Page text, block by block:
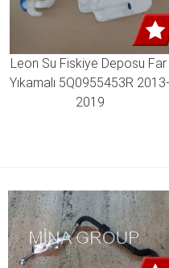
Leon Su Fiskiye Deposu Far
Yıkamalı 5Q0955453R 2013-
2019